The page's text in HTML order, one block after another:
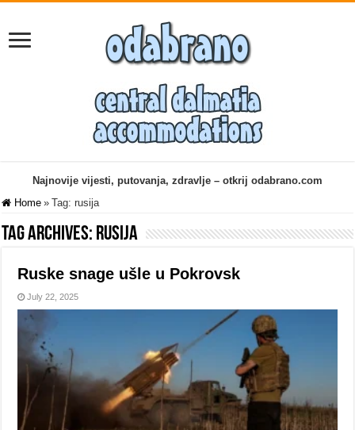
Najnovije vijesti, putovanja, zdravlje – otkrij odabrano.com
Home » Tag:rusija
Tag Archives: rusija
Ruske snage ušle u Pokrovsk
July 22, 2025